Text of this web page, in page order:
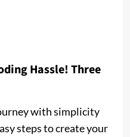
Hassle! Three
with simplicity
steps to create your